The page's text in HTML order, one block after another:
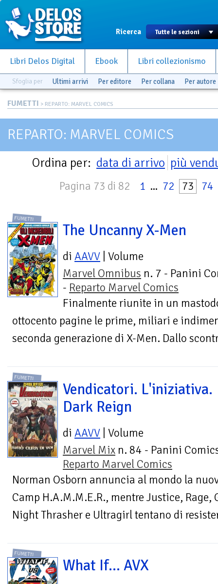
Ricerca
Libri Delos Digital Ebook Libri collezionismo
Sfoglia per Ultimi arrivi Per editore Per collana Per autore
FUMETTI > REPARTO: MARVEL COMICS
REPARTO: MARVEL COMICS
Ordina per: data di arrivo più
Pagina 73 di 82 1 ... 72 73 74
FUMETTI
The Uncanny X-Men
di AAVV | Volume
Marvel Omnibus n. 7 - Panini
- Reparto Marvel Comics
Finalmente riunite in un
ottocento pagine le prime, miliari e
seconda generazione di X-Men. Dallo
FUMETTI
Vendicatori. L'iniziativa.
Dark Reign
di AAVV | Volume
Marvel Mix n. 84 - Panini
Reparto Marvel Comics
Norman Osborn annuncia al mondo la
Camp H.A.M.M.E.R., mentre Justice,
Night Thrasher e Ultragirl tentano di
FUMETTI
What If... AVX